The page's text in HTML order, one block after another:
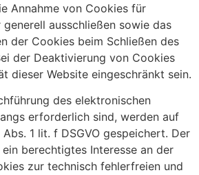
Annahme von Cookies für
ausschließen sowie das
der Cookies beim Schließen des
der Deaktivierung von Cookies
dieser Website eingeschränkt sein.
des elektronischen
erforderlich sind, werden auf
1 lit. f DSGVO gespeichert. Der
berechtigtes Interesse an der
zur technisch fehlerfreien und